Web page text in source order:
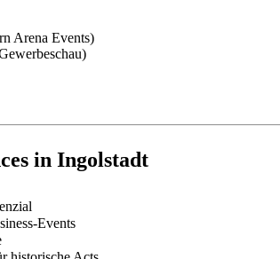
Arena Events)
in Ingolstadt
Events